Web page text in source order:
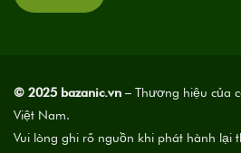
© 2025 bazanic.vn – Thương hiệu của
Việt Nam.
Vui lòng ghi rõ nguồn khi phát hành lại